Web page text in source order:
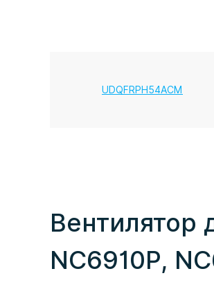
UDQFRPH54ACM
Вентилятор
NC6910P,